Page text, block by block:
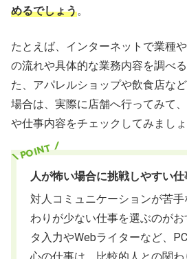
めるでしょう。
たとえば、インターネットで業種
の流れや具体的な業務内容を調べ
た、アパレルショップや飲食店な
場合は、実際に店舗へ行ってみて
や仕事内容をチェックしてみましょ
人が怖い場合に挑戦しやすい仕
対人コミュニケーションが苦
わりが少ない仕事を選ぶのが
タ入力やWebライターなど、